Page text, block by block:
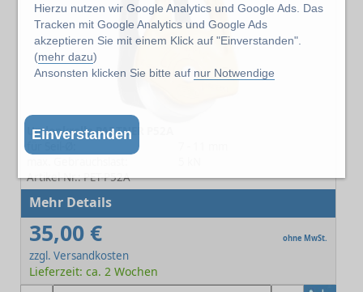
Hierzu nutzen wir Google Analytics und Google Ads. Das
Tracken mit Google Analytics und Google Ads
akzeptieren Sie mit einem Klick auf "Einverstanden".
(mehr dazu)
Ansonsten klicken Sie bitte auf nur Notwendige
Einverstanden
Umlenkrolle PARTNER P52A
Artikel-Nr.: PET-P52A
Mehr Details
35,00 € ohne MwSt.
zzgl. Versandkosten
Lieferzeit: ca. 2 Wochen